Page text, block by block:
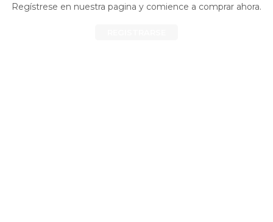
Regístrese en nuestra pagina y comience a comprar ahora.